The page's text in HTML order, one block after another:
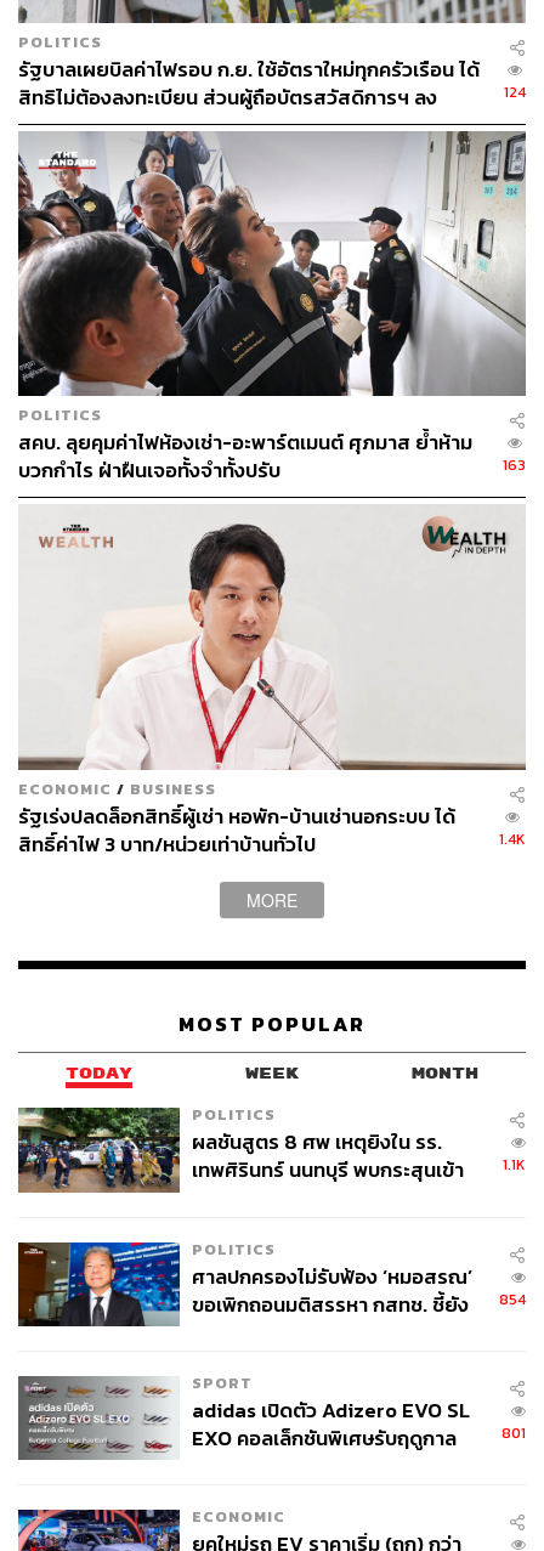
คมกฤช ตันตระวาณิชย์ พูลพัฒน์ ลีสมบัติไพบูลย์
3.4K
ABOUT THE AUTHOR
THE STANDARD WEALTH
สำนักข่าวเศรษฐกิจ ธุรกิจ และการลงทุน โดย
ทีมข่าว THE STANDARD
POLITICS
รัฐบาลเผยบิลค่าไฟรอบ ก.ย. ใช้อัตราใหม่ทุกครัวเรือน ได้
สิทธิไม่ต้องลงทะเบียน ส่วนผู้ถือบัตรสวัสดิการฯ ลง
ทะเบียนรับสิทธิช่วยค่าไฟ
124
POLITICS
สคบ. ลุยคุมค่าไฟห้องเช่า-อะพาร์ตเมนต์ ศุภมาส ย้ำห้าม
บวกกำไร ฝ่าฝืนเจอทั้งจำทั้งปรับ
163
ECONOMIC / BUSINESS
รัฐเร่งปลดล็อกสิทธิ์ผู้เช่า หอพัก-บ้านเช่านอกระบบ ได้
สิทธิ์ค่าไฟ 3 บาท/หน่วยเท่าบ้านทั่วไป
1.4K
MORE
MOST POPULAR
TODAY WEEK MONTH
POLITICS
ผลชันสูตร 8 ศพ เหตุยิงใน รร.
เทพศิรินทร์ นนทบุรี พบกระสุนเข้า
1.1K
POLITICS
ศาลปกครองไม่รับฟ้อง ‘หมอสรณ’
ขอเพิกถอนมติสรรหา กสทช. ชี้ยัง
854
SPORT
adidas เปิดตัว Adizero EVO SL
EXO คอลเล็กชันพิเศษรับฤดูกาล
801
ECONOMIC
ยุคใหม่รถ EV ราคาเริ่ม (ถูก) กว่า